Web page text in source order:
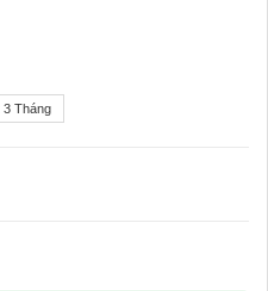
3 Tháng